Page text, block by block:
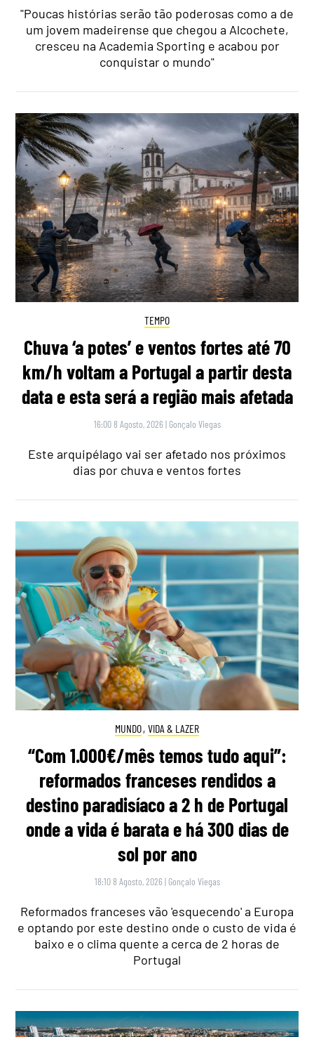
"Poucas histórias serão tão poderosas como a de
um jovem madeirense que chegou a Alcochete,
cresceu na Academia Sporting e acabou por
conquistar o mundo"
TEMPO
Chuva ‘a potes’ e ventos fortes até 70
km/h voltam a Portugal a partir desta
data e esta será a região mais afetada
16:00 8 Agosto, 2026 | Gonçalo Viegas
Este arquipélago vai ser afetado nos próximos
dias por chuva e ventos fortes
MUNDO, VIDA & LAZER
“Com 1.000€/mês temos tudo aqui”:
reformados franceses rendidos a
destino paradisíaco a 2 h de Portugal
onde a vida é barata e há 300 dias de
sol por ano
18:10 8 Agosto, 2026 | Gonçalo Viegas
Reformados franceses vão 'esquecendo' a Europa
e optando por este destino onde o custo de vida é
baixo e o clima quente a cerca de 2 horas de
Portugal